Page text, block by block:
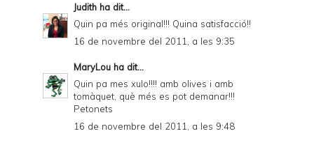
Judith ha dit...
Quin pa més original!!! Quina satisfacció!!
16 de novembre del 2011, a les 9:35
MaryLou ha dit...
Quin pa mes xulo!!!! amb olives i amb
tomàquet, què més es pot demanar!!!
Petonets
16 de novembre del 2011, a les 9:48